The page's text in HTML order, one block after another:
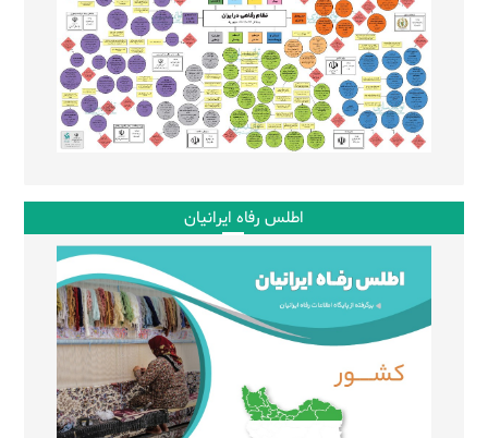
اطلس رفاه ایرانیان